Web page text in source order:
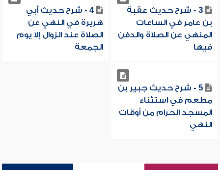
3 - شرح حديث عقبة
بن عامر في الساعات
المنهي عن الصلاة والدفن
فيها
4 - شرح حديث أبي
هريرة في النهي عن
الصلاة عند الزوال إلا يوم
الجمعة
5 - شرح حديث جبير بن
مطعم في استثناء
المسجد الحرام من أوقات
النهي